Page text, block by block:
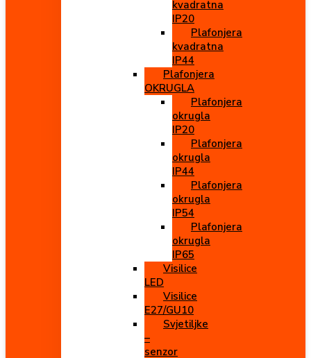
kvadratna
IP20
Plafonjera
kvadratna
IP44
Plafonjera
OKRUGLA
Plafonjera
okrugla
IP20
Plafonjera
okrugla
IP44
Plafonjera
okrugla
IP54
Plafonjera
okrugla
IP65
Visilice
LED
Visilice
E27/GU10
Svjetiljke
–
senzor